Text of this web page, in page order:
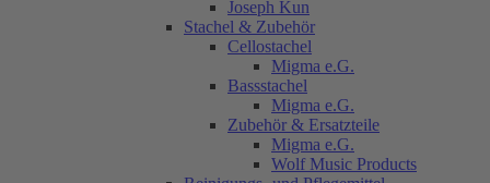
Joseph Kun
Stachel & Zubehör
Cellostachel
Migma e.G.
Bassstachel
Migma e.G.
Zubehör & Ersatzteile
Migma e.G.
Wolf Music Products